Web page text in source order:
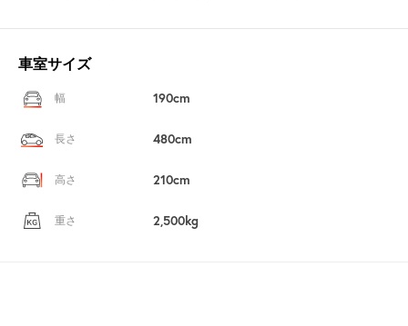
車室サイズ
幅 190cm
長さ 480cm
高さ 210cm
重さ 2,500kg